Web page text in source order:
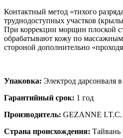
Контактный метод «тихого
труднодоступных участков
При коррекции морщин плоской
обрабатывают кожу по
стороной дополнительно
Упаковка: Электрод дарсонваля
Гарантийный срок: 1 год
Производитель: GEZANNE
Страна происхождения: